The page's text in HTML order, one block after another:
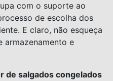
com o suporte ao
de escolha dos
E claro, não esqueça
armazenamento e
de salgados congelados